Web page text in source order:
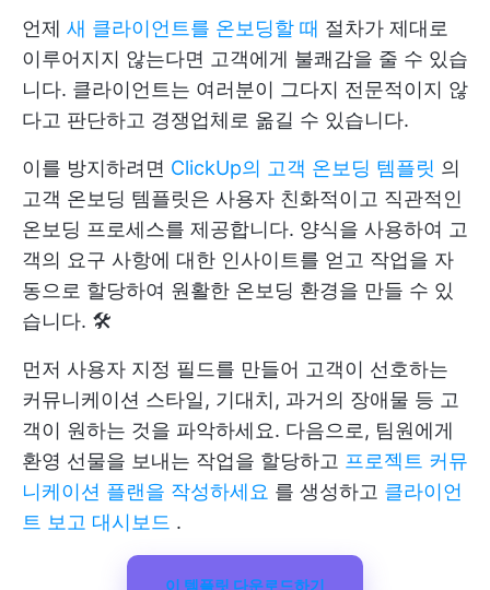
언제 새 클라이언트를 온보딩할 때 절차가 제대로
이루어지지 않는다면 고객에게 불쾌감을 줄 수 있습
니다. 클라이언트는 여러분이 그다지 전문적이지 않
다고 판단하고 경쟁업체로 옮길 수 있습니다.
이를 방지하려면 ClickUp의 고객 온보딩 템플릿 의
고객 온보딩 템플릿은 사용자 친화적이고 직관적인
온보딩 프로세스를 제공합니다. 양식을 사용하여 고
객의 요구 사항에 대한 인사이트를 얻고 작업을 자
동으로 할당하여 원활한 온보딩 환경을 만들 수 있
습니다. 🛠️
먼저 사용자 지정 필드를 만들어 고객이 선호하는
커뮤니케이션 스타일, 기대치, 과거의 장애물 등 고
객이 원하는 것을 파악하세요. 다음으로, 팀원에게
환영 선물을 보내는 작업을 할당하고 프로젝트 커뮤
니케이션 플랜을 작성하세요 를 생성하고 클라이언
트 보고 대시보드 .
이 템플릿 다운로드하기